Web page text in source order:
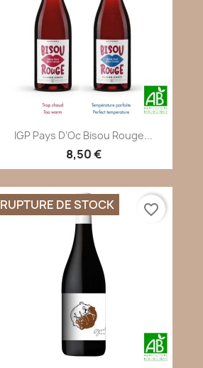
Aperçu rapide
IGP Pays D’Oc Bisou Rouge...
8,50 €
RUPTURE DE STOCK favorite_border